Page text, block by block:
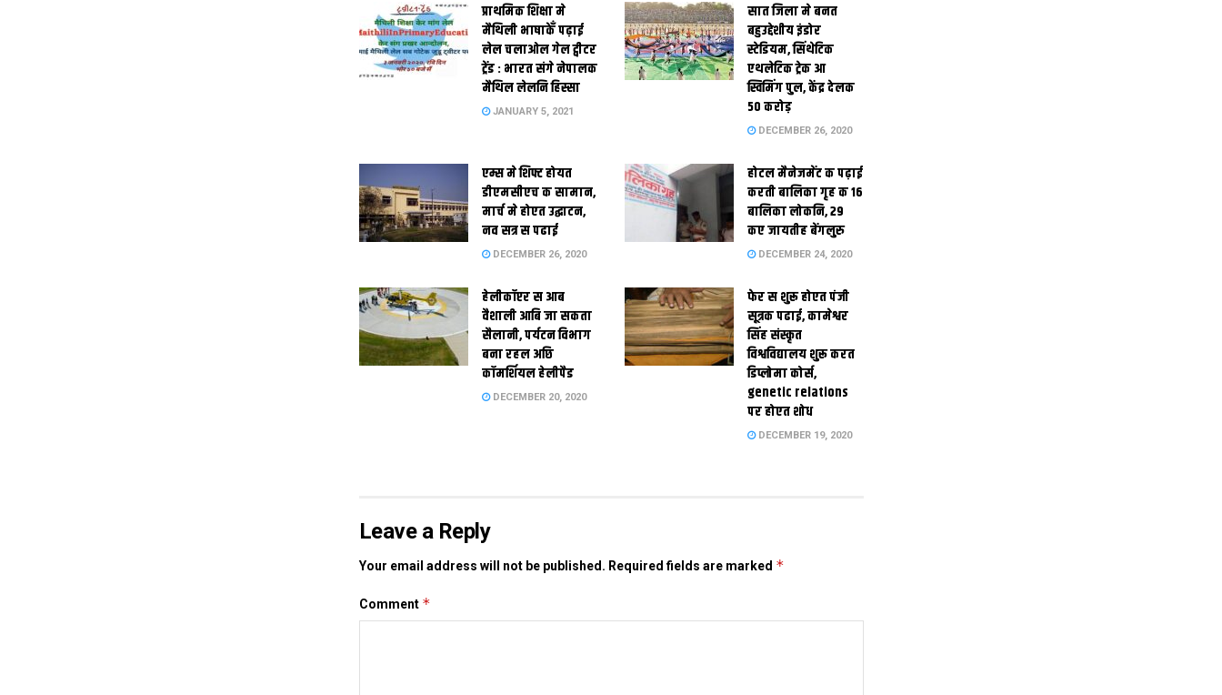
प्राथमिक शि‍क्षा मे
मैथि‍ली भाषाकेँ पढ़ाई
लेल चलाओल गेल ट्वीटर
ट्रेंड : भारत संगे नेपालक
मैथिल लेलनि हिस्सा
JANUARY 5, 2021
सात जिला मे बनत
बहुउद्देशीय इंडोर
स्‍टेडि‍यम, सिंथेटिक
एथलेटिक ट्रेक आ
स्विमिंग पुल, केंद्र देलक
50 करोड़
DECEMBER 26, 2020
एम्स मे शिफ्ट होयत
डीएमसीएच क सामान,
मार्च मे होएत उद्घाटन,
नव सत्र स पढाई
DECEMBER 26, 2020
होटल मैनेजमेंट क पढ़ाई
करती बालिका गृह क 16
बालिका लोकनि, 29
कए जायतीह बेंगलुरु
DECEMBER 24, 2020
हेलीकॉप्टर स आब
वैशाली आबि जा सकता
सैलानी, पर्यटन विभाग
बना रहल अछि
कॉमर्शियल हेलीपैड
DECEMBER 20, 2020
फेर स शुरू होएत पंजी
सूत्रक पढाई, कामेश्वर
सिंह संस्कृत
विश्वविद्यालय शुरू करत
डिप्लोमा कोर्स,
genetic relations
पर होएत शोध
DECEMBER 19, 2020
Leave a Reply
Your email address will not be published. Required fields are marked *
Comment *